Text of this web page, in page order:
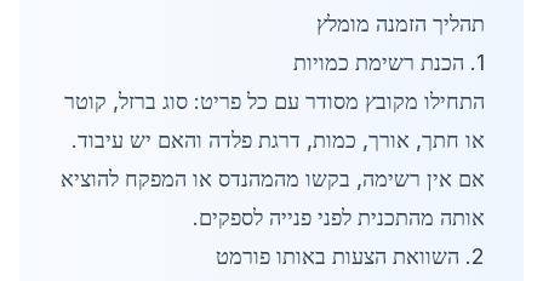
תהליך הזמנה מומלץ
1. הכנת רשימת כמויות
התחילו מקובץ מסודר עם כל פריט: סוג ברזל, קוטר
או חתך, אורך, כמות, דרגת פלדה והאם יש עיבוד.
אם אין רשימה, בקשו מהמהנדס או המפקח להוציא
אותה מהתכנית לפני פנייה לספקים.
2. השוואת הצעות באותו פורמט